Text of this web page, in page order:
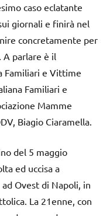
caso eclatante
giornali e finirà nel
concretamente per
A parlare è il
Familiari e Vittime
Familiari e
Mamme
Biagio Ciaramella.
del 5 maggio
ed uccisa a
Ovest di Napoli, in
La 21enne, con